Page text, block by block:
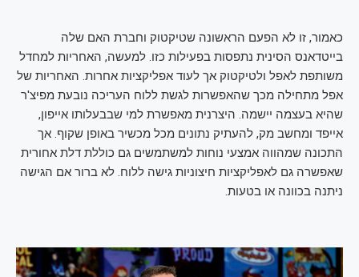
כאמור, זו לא הפעם הראשונה שטיקטוק וחברת האם שלה
בייטדאנס הסינית נתפסות בפעילות כזו. למעשה, האחריות למחדל
משותפת לאפל ולטיקטוק אך לעוד אפליקציות אחרות. האחריות של
אפל מתחילה מכך שהאפשרות לגשת ללוח העריכה נובעת מפיצ'ר
שהיא בעצמה יישמה. היצרנית מאפשרת למי שבבעלותו אייפון,
אייפד ומחשב מק, להעתיק נתונים מכל מכשיר באופן שקוף. אך
התכונה שמהווה אמצעי נוחות למשתמשים גם כוללת דלת אחורית
שאפשרה גם לאפליקציות חיצוניות גישה ללוח. לא ברור אם הגישה
ניתנה בכוונה או בטעות.